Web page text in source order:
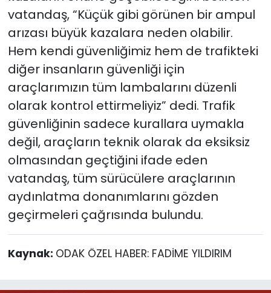
vatandaş, “Küçük gibi görünen bir ampul
arızası büyük kazalara neden olabilir.
Hem kendi güvenliğimiz hem de trafikteki
diğer insanların güvenliği için
araçlarımızın tüm lambalarını düzenli
olarak kontrol ettirmeliyiz” dedi. Trafik
güvenliğinin sadece kurallara uymakla
değil, araçların teknik olarak da eksiksiz
olmasından geçtiğini ifade eden
vatandaş, tüm sürücülere araçlarının
aydınlatma donanımlarını gözden
geçirmeleri çağrısında bulundu.
Kaynak: ODAK ÖZEL HABER: FADİME YILDIRIM